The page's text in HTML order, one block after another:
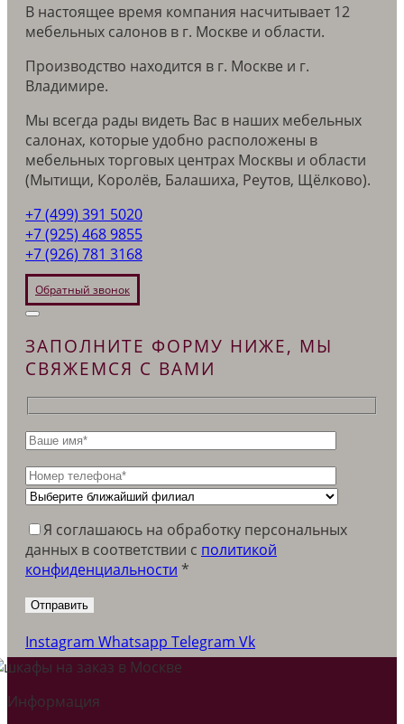
В настоящее время компания насчитывает 12
мебельных салонов в г. Москве и области.
Производство находится в г. Москве и г.
Владимире.
Мы всегда рады видеть Вас в наших мебельных
салонах, которые удобно расположены в
мебельных торговых центрах Москвы и области
(Мытищи, Королёв, Балашиха, Реутов, Щёлково).
+7 (499) 391 5020
+7 (925) 468 9855
+7 (926) 781 3168
Обратный звонок
ЗАПОЛНИТЕ ФОРМУ НИЖЕ, МЫ
СВЯЖЕМСЯ С ВАМИ
Я соглашаюсь на обработку персональных
данных в соответствии c политикой
конфиденциальности *
Instagram Whatsapp Telegram Vk
Информация